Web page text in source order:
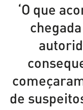
‘O que
de